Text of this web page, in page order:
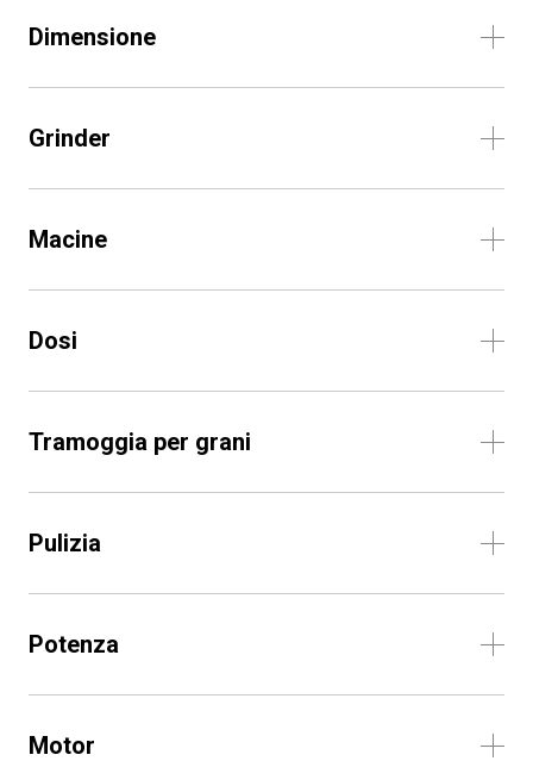
Dimensione
Grinder
Macine
Dosi
Tramoggia per grani
Pulizia
Potenza
Motor